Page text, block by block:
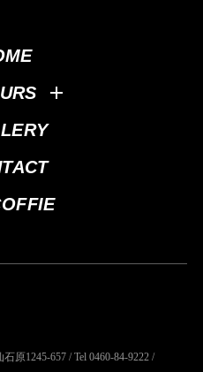
原1245-657 / Tel 0460-84-9222 /